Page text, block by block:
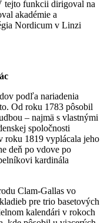
tejto funkcii dirigoval na
akadémie a
Nordicum v Linzi
podľa nariadenia
Od roku 1783 pôsobil
– najmä s vlastnými
spoločnosti
roku 1819 vyplácala jeho
deň po vdove po
kardinála
Clam-Gallas vo
pre trio basetových
kalendári v rokoch